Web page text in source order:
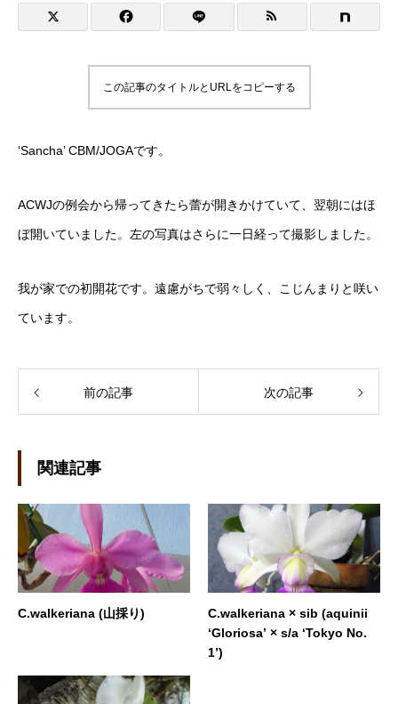
この記事のタイトルとURLをコピーする
‘Sancha’ CBM/JOGAです。
ACWJの例会から帰ってきたら蕾が開きかけていて、翌朝にはほ
ぼ開いていました。左の写真はさらに一日経って撮影しました。
我が家での初開花です。遠慮がちで弱々しく、こじんまりと咲い
ています。
前の記事 次の記事
関連記事
C.walkeriana (山採り)
C.walkeriana × sib (aquinii
‘Gloriosa’ × s/a ‘Tokyo No.
1’)